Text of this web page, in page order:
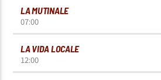
LA MUTINALE
07:00
LA VIDA LOCALE
12:00